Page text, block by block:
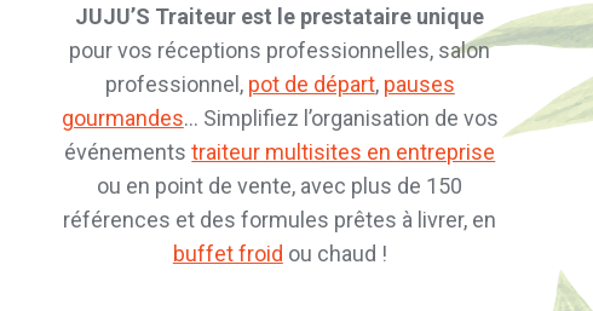
JUJU’S Traiteur est le prestataire unique
pour vos réceptions professionnelles, salon
professionnel, pot de départ, pauses
gourmandes… Simplifiez l’organisation de vos
événementstraiteur multisites en entreprise
ou en point de vente, avec plus de 150
références et des formules prêtes à livrer, en
buffet froid ou chaud !